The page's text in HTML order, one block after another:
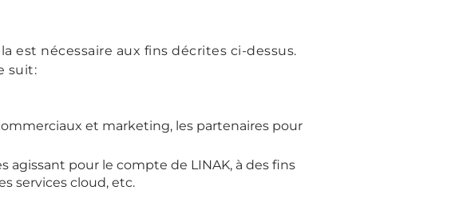
est nécessaire aux fins décrites ci-dessus.
suit:
et marketing, les partenaires pour
agissant pour le compte de LINAK, à des fins
services cloud, etc.